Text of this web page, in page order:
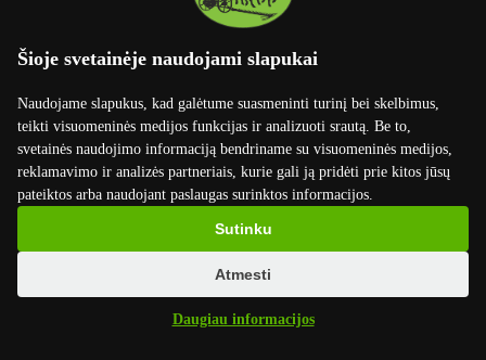
Šioje svetainėje naudojami slapukai
Naudojame slapukus, kad galėtume suasmeninti turinį bei skelbimus,
teikti visuomeninės medijos funkcijas ir analizuoti srautą. Be to,
svetainės naudojimo informaciją bendriname su visuomeninės medijos,
reklamavimo ir analizės partneriais, kurie gali ją pridėti prie kitos jūsų
pateiktos arba naudojant paslaugas surinktos informacijos.
Daugiau informacijos
Sutinku
Atmesti